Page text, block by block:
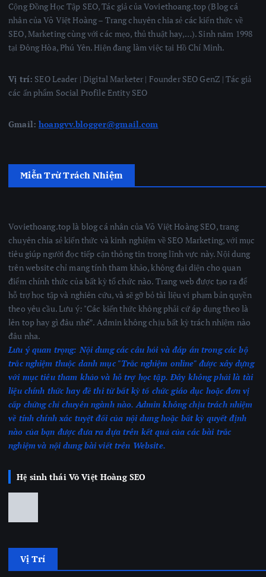
Cộng Đồng Học Tập SEO, Tác giả của Voviethoang.top (Blog cá
nhân của Võ Việt Hoàng – Trang chuyên chia sẻ các kiến thức về
SEO, Marketing cùng với các mẹo, thủ thuật hay,…). Sinh năm 1998
tại Đông Hòa, Phú Yên. Hiện đang làm việc tại Hồ Chí Minh.
Vị trí: SEO Leader | Digital Marketer | Founder SEO GenZ | Tác giả
các ấn phẩm Social Profile Entity SEO
Gmail:hoangvv.blogger@gmail.com
Miễn Trừ Trách Nhiệm
Voviethoang.top là blog cá nhân của Võ Việt Hoàng SEO, trang
chuyên chia sẻ kiến thức và kinh nghiệm về SEO Marketing, với mục
tiêu giúp người đọc tiếp cận thông tin trong lĩnh vực này. Nội dung
trên website chỉ mang tính tham khảo, không đại diện cho quan
điểm chính thức của bất kỳ tổ chức nào. Trang web được tạo ra để
hỗ trợ học tập và nghiên cứu, và sẽ gỡ bỏ tài liệu vi phạm bản quyền
theo yêu cầu. Lưu ý: "Các kiến thức không phải cứ áp dụng theo là
lên top hay gì đâu nhé”. Admin không chịu bất kỳ trách nhiệm nào
đâu nha.
Lưu ý quan trọng: Nội dung các câu hỏi và đáp án trong các bộ
trắc nghiệm thuộc danh mục "Trắc nghiệm online" được xây dựng
với mục tiêu tham khảo và hỗ trợ học tập. Đây không phải là tài
liệu chính thức hay đề thi từ bất kỳ tổ chức giáo dục hoặc đơn vị
cấp chứng chỉ chuyên ngành nào. Admin không chịu trách nhiệm
về tính chính xác tuyệt đối của nội dung hoặc bất kỳ quyết định
nào của bạn được đưa ra dựa trên kết quả của các bài trắc
nghiệmvà nội dung bài viết trên Website.
Hệ sinh thái Võ Việt Hoàng SEO
Vị Trí